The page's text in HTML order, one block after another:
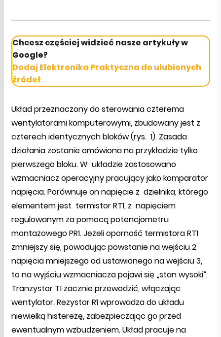
Chcesz częściej widzieć nasze artykuły w
Google?
Dodaj Elektronika Praktyczna do ulubionych
źródeł
Układ przeznaczony do sterowania czterema
wentylatorami komputerowymi, zbudowany jest z
czterech identycznych bloków (rys. 1). Zasada
działania zostanie omówiona na przykładzie tylko
pierwszego bloku. W układzie zastosowano
wzmacniacz operacyjny pracujący jako komparator
napięcia. Porównuje on napięcie z dzielnika, którego
elementem jest termistor RT1, z napięciem
regulowanym za pomocą potencjometru
montażowego PR1. Jeżeli oporność termistora RT1
zmniejszy się, powodując powstanie na wejściu 2
napięcia mniejszego od ustawionego na wejściu 3,
to na wyjściu wzmacniacza pojawi się „stan wysoki”.
Tranzystor T1 zacznie przewodzić, włączając
wentylator. Rezystor R1 wprowadza do układu
niewielką histerezę, zabezpieczając go przed
ewentualnym wzbudzeniem. Układ pracuje na